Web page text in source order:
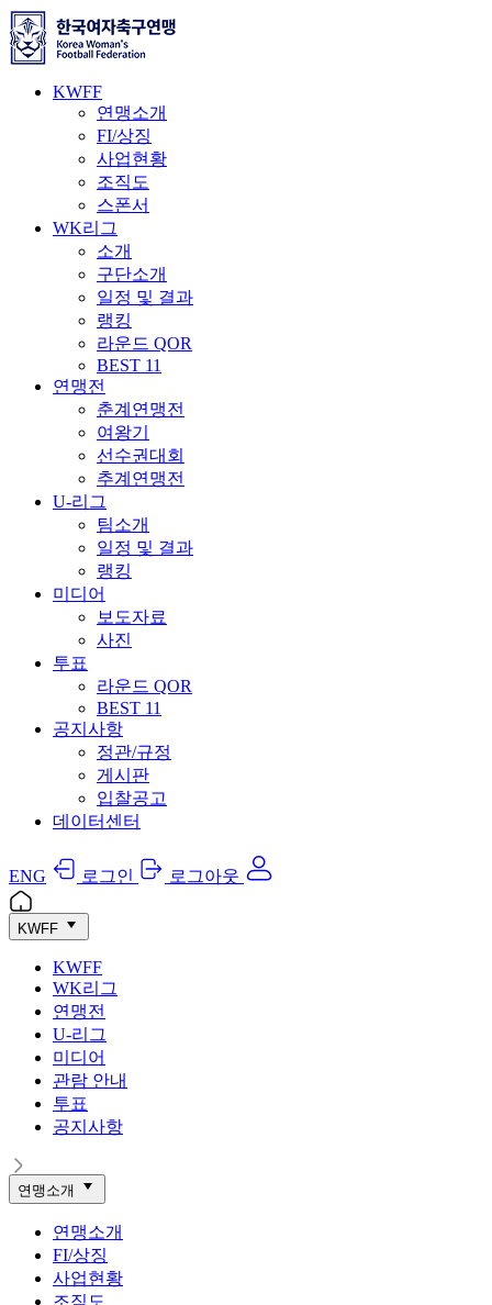
KWFF
연맹소개
FI/상징
사업현황
조직도
스폰서
WK리그
소개
구단소개
일정 및 결과
랭킹
라운드 QOR
BEST 11
연맹전
춘계연맹전
여왕기
선수권대회
추계연맹전
U-리그
팀소개
일정 및 결과
랭킹
미디어
보도자료
사진
투표
라운드 QOR
BEST 11
공지사항
정관/규정
게시판
입찰공고
데이터센터
ENG 로그인 로그아웃
KWFF
KWFF
WK리그
연맹전
U-리그
미디어
관람 안내
투표
공지사항
연맹소개
연맹소개
FI/상징
사업현황
조직도